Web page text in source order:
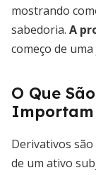
mostrando
sabedoria. A
começo de
O Que
Importam
Derivativos
de um ativo